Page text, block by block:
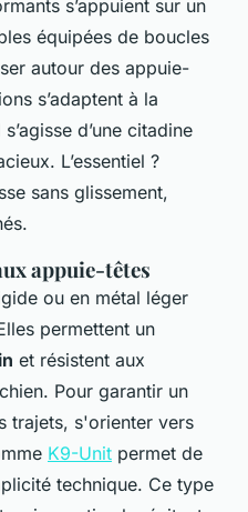
s’appuient sur un
équipées de boucles
autour des appuie-
s’adaptent à la
d’une citadine
L’essentiel ?
sans glissement,
appuie-têtes
ou en métal léger
permettent un
et résistent aux
Pour garantir un
trajets, s'orienter vers
K9-Unit permet de
technique. Ce type